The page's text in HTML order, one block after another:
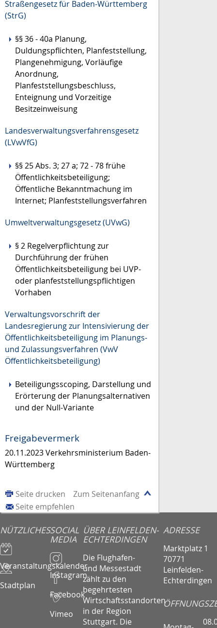
Straßengesetz für Baden-Württemberg
(StrG)
§§ 36 - 40a Planung,
Duldungspflichten, Planfeststellung,
Plangenehmigung, Vorläufige
Anordnung,
Planfeststellungsbeschluss,
Enteignung und Vorzeitige
Besitzeinweisung
Landesverwaltungsverfahrensgesetz
(LVwVfG)
§§ 25 Abs. 3; 27 a; 72 - 78frühe
Öffentlichkeitsbeteiligung;
Öffentliche Bekanntmachung im
Internet; Planfeststellungsverfahren
Umweltverwaltungsgesetz (UVwG)
§ 2 Regelverpflichtung zur
Durchführung der frühen
Öffentlichkeitsbeteiligung bei UVP-
oder planfeststellungspflichtigen
Vorhaben
Verwaltungsvorschrift der
Landesregierung zur Intensivierung der
Öffentlichkeitsbeteiligung im Planungs-
und Zulassungsverfahren (VwV
Öffentlichkeitsbeteiligung)
Beteiligungsscoping, Darstellung und
Erörterung der Planungsalternativen
und der Null-Variante
Freigabevermerk
20.11.2023 Verkehrsministerium Baden-
Württemberg
Zum Seitenanfang
Seite drucken
Seite empfehlen
NÜTZLICHES
Veranstaltungskalender
Stadtplan
SOCIAL
MEDIA
Instagram
Facebook
Vimeo
ÜBER LEINFELDEN-
ECHTERDINGEN
Die Flughafen-
und Messestadt
zählt zu den
begehrtesten
Wirtschaftsstandorten
in der Region
Stuttgart. Die
ADRESSE
Marktplatz 1
70771
Leinfelden-
Echterdingen